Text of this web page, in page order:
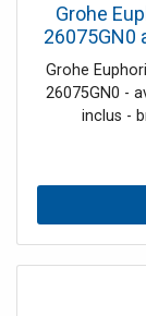
Grohe
26075GN0
Grohe
26075GN0 -
inclus -
fonction
Rainshower®
000), avec
main
minimal 7 l/
- Grohe